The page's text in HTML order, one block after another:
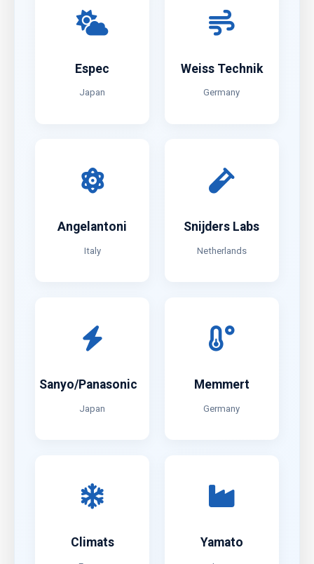
Weiss Technik
Germany
Espec
Japan
Snijders Labs
Netherlands
Angelantoni
Italy
Memmert
Germany
Sanyo/Panasonic
Japan
Yamato
Climats